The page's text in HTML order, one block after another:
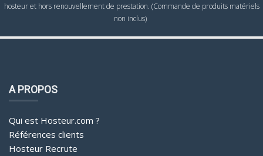
hosteur et hors renouvellement de prestation. (Commande de produits matériels
non inclus)
A PROPOS
Qui est Hosteur.com ?
Références clients
Hosteur Recrute